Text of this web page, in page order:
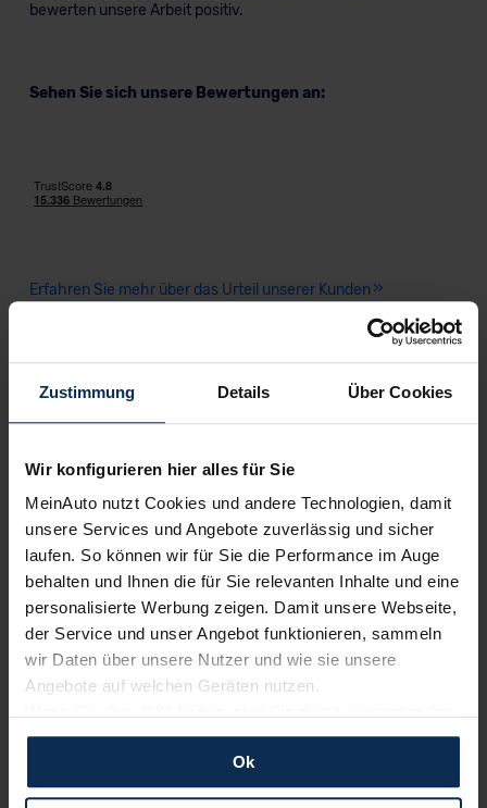
Zustimmung Details Über Cookies
Wir konfigurieren hier alles für Sie
MeinAuto nutzt Cookies und andere Technologien, damit
unsere Services und Angebote zuverlässig und sicher
laufen. So können wir für Sie die Performance im Auge
behalten und Ihnen die für Sie relevanten Inhalte und eine
personalisierte Werbung zeigen. Damit unsere Webseite,
der Service und unser Angebot funktionieren, sammeln
wir Daten über unsere Nutzer und wie sie unsere
Angebote auf welchen Geräten nutzen.
und erlauben uns Cookies für unseren Service zu
verwenden und diese Daten an Dritte weiterzugeben,
etwa an unsere Marketingpartner. Falls Sie dem nicht
Ok
bewerten unsere Arbeit positiv.
Sehen Sie sich unsere Bewertungen an:
Erfahren Sie mehr über das Urteil unserer Kunden
VW Passat Variant: Neugestaltung mit neuen
Antrieben
Volkswagen hat die neueste Generation des Passat Variant
vorgestellt. Sie soll vor allem mit einem kraftvollen
Aerodynamik-Design, hoher Qualität und neuen
Effizienzantriebe bei den Kunden punkten.